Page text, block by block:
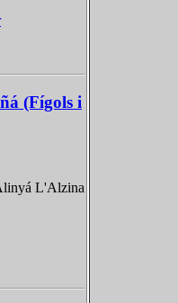
(Fígols i
L'Alzina